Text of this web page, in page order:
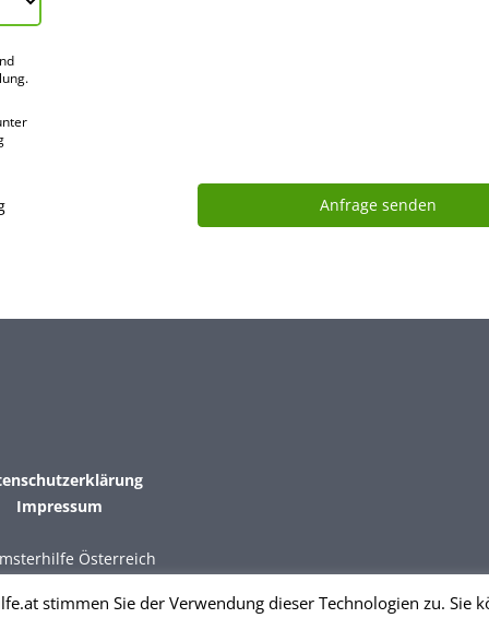
Impressum
Österreich
stimmen Sie der Verwendung dieser Technologien zu. Sie